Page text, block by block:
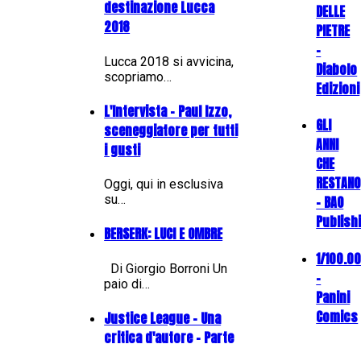
destinazione Lucca
2018
Lucca 2018 si avvicina,
scopriamo…
L'Intervista - Paul Izzo,
sceneggiatore per tutti
i gusti
Oggi, qui in esclusiva
su…
BERSERK: LUCI E OMBRE
Di Giorgio Borroni Un
paio di…
Justice League - Una
critica d'autore - Parte
DELLE
PIETRE
-
Diabolo
Edizioni
GLI
ANNI
CHE
RESTANO
- BAO
1/
-
Panini
Comics